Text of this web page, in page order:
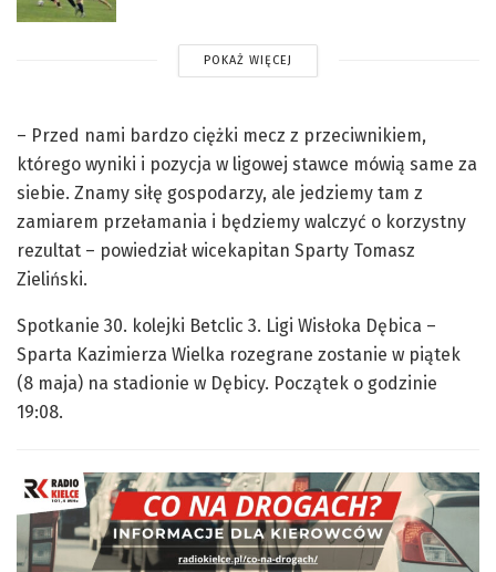
POKAŻ WIĘCEJ
– Przed nami bardzo ciężki mecz z przeciwnikiem,
którego wyniki i pozycja w ligowej stawce mówią same za
siebie. Znamy siłę gospodarzy, ale jedziemy tam z
zamiarem przełamania i będziemy walczyć o korzystny
rezultat – powiedział wicekapitan Sparty Tomasz
Zieliński.
Spotkanie 30. kolejki Betclic 3. Ligi Wisłoka Dębica –
Sparta Kazimierza Wielka rozegrane zostanie w piątek
(8 maja) na stadionie w Dębicy. Początek o godzinie
19:08.